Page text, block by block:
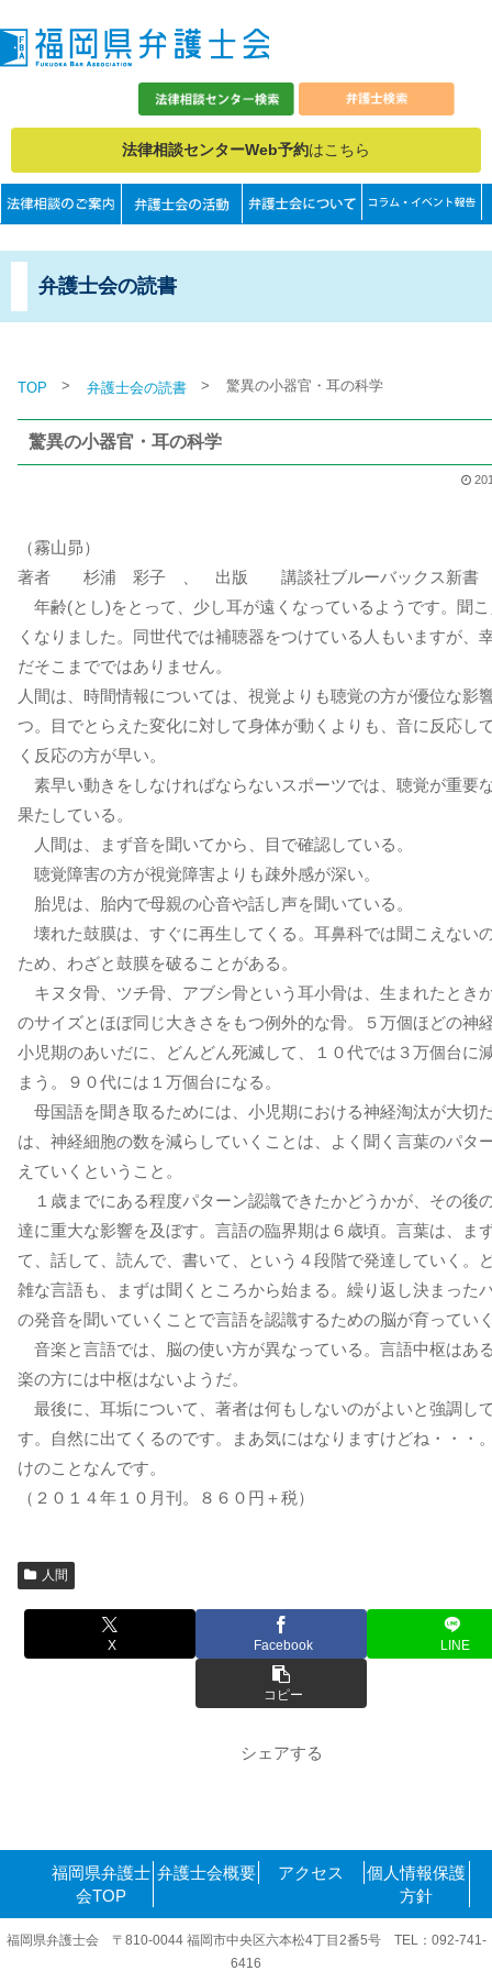
法律相談センターWeb予約はこちら
弁護士会の読書
TOP > 弁護士会の読書 > 驚異の小器官・耳の科学
驚異の小器官・耳の科学
（霧山昴）
著者 杉浦 彩子 、 出版 講談社ブルーバックス新書
年齢(とし)をとって、少し耳が遠くなっているようです。聞
くなりました。同世代では補聴器をつけている人もいますが、
だそこまでではありません。
人間は、時間情報については、視覚よりも聴覚の方が優位な影
つ。目でとらえた変化に対して身体が動くよりも、音に反応し
く反応の方が早い。
素早い動きをしなければならないスポーツでは、聴覚が重要
果たしている。
人間は、まず音を聞いてから、目で確認している。
聴覚障害の方が視覚障害よりも疎外感が深い。
胎児は、胎内で母親の心音や話し声を聞いている。
壊れた鼓膜は、すぐに再生してくる。耳鼻科では聞こえない
ため、わざと鼓膜を破ることがある。
キヌタ骨、ツチ骨、アブシ骨という耳小骨は、生まれたとき
のサイズとほぼ同じ大きさをもつ例外的な骨。５万個ほどの神
小児期のあいだに、どんどん死滅して、１０代では３万個台に
まう。９０代には１万個台になる。
母国語を聞き取るためには、小児期における神経淘汰が大切
は、神経細胞の数を減らしていくことは、よく聞く言葉のパタ
えていくということ。
１歳までにある程度パターン認識できたかどうかが、その後
達に重大な影響を及ぼす。言語の臨界期は６歳頃。言葉は、ま
て、話して、読んで、書いて、という４段階で発達していく。
雑な言語も、まずは聞くところから始まる。繰り返し決まった
の発音を聞いていくことで言語を認識するための脳が育ってい
音楽と言語では、脳の使い方が異なっている。言語中枢はあ
楽の方には中枢はないようだ。
最後に、耳垢について、著者は何もしないのがよいと強調し
す。自然に出てくるのです。まあ気にはなりますけどね・・・
けのことなんです。
（２０１４年１０月刊。８６０円＋税）
人間
X Facebook LINE
コピー
シェアする
福岡県弁護士
会TOP
弁護士会概要 アクセス
個人情報保護
方針
福岡県弁護士会 〒810-0044 福岡市中央区六本松4丁目2番5号 TEL：092-741-
6416